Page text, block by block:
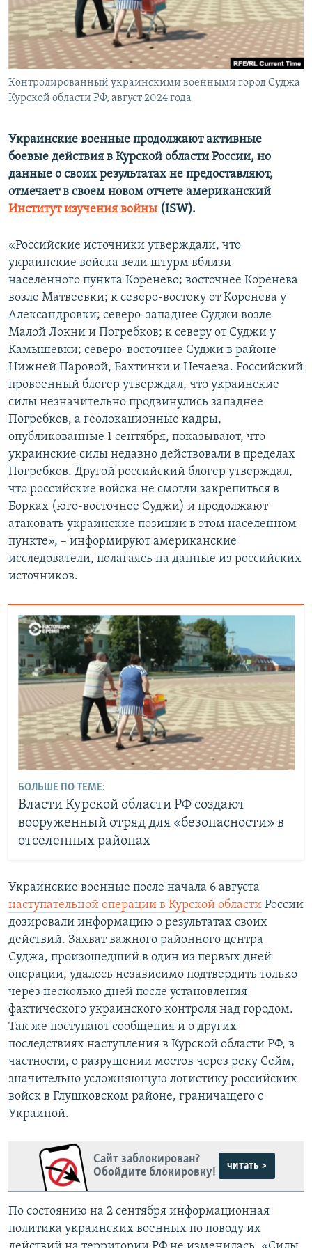
ПОБЕДИТЕЛЕЙ НЕ СУДЯТ?
КРЫМ.НЕПОКОРЕННЫЙ
ELIFBE
УКРАИНСКАЯ ПРОБЛЕМА КРЫМА
ПРИСОЕДИНЯЙТЕСЬ!
Все сайты RFE/RL
Контролированный украинскими военными город Суджа
Курской области РФ, август 2024 года
Украинские военные продолжают активные
боевые действия в Курской области России, но
данные о своих результатах не предоставляют,
отмечает в своем новом отчете американский
Институт изучения войны (ISW).
«Российские источники утверждали, что
украинские войска вели штурм вблизи
населенного пункта Коренево; восточнее Коренева
возле Матвеевки; к северо-востоку от Коренева у
Александровки; северо-западнее Суджи возле
Малой Локни и Погребков; к северу от Суджи у
Камышевки; северо-восточнее Суджи в районе
Нижней Паровой, Бахтинки и Нечаева. Российский
провоенный блогер утверждал, что украинские
силы незначительно продвинулись западнее
Погребков, а геолокационные кадры,
опубликованные 1 сентября, показывают, что
украинские силы недавно действовали в пределах
Погребков. Другой российский блогер утверждал,
что российские войска не смогли закрепиться в
Борках (юго-восточнее Суджи) и продолжают
атаковать украинские позиции в этом населенном
пункте», – информируют американские
исследователи, полагаясь на данные из российских
источников.
БОЛЬШЕ ПО ТЕМЕ:
Власти Курской области РФ создают
вооруженный отряд для «безопасности» в
отселенных районах
Украинские военные после начала 6 августа
наступательной операции в Курской области России
дозировали информацию о результатах своих
действий. Захват важного районного центра
Суджа, произошедший в один из первых дней
операции, удалось независимо подтвердить только
через несколько дней после установления
фактического украинского контроля над городом.
Так же поступают сообщения и о других
последствиях наступления в Курской области РФ, в
частности, о разрушении мостов через реку Сейм,
значительно усложняющую логистику российских
войск в Глушковском районе, граничащего с
Украиной.
Сайт заблокирован?
Обойдите блокировку!
читать >
По состоянию на 2 сентября информационная
политика украинских военных по поводу их